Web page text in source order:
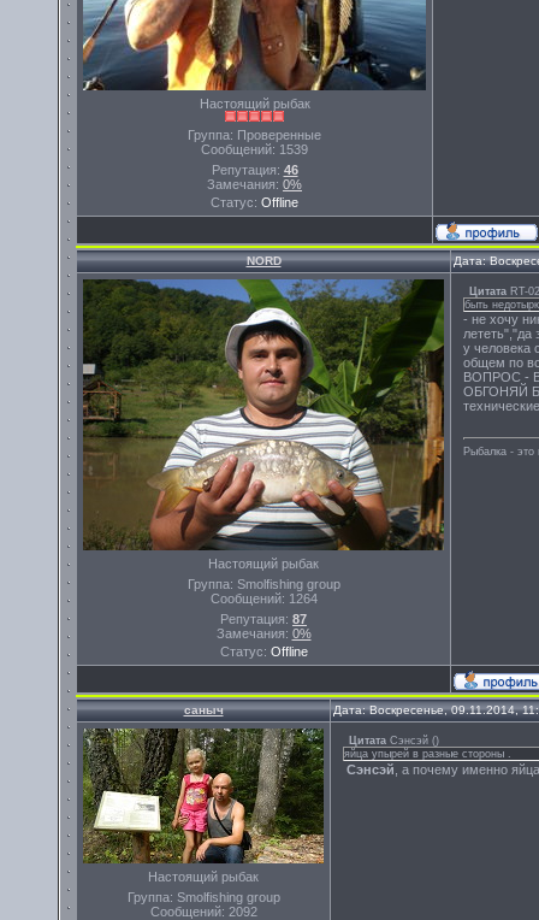
Настоящий рыбак
Группа: Проверенные
Сообщений: 1539
Репутация: 46
Замечания: 0%
Статус: Offline
NORD Дата:
Настоящий рыбак
Группа: Smolfishing group
Сообщений: 1264
Репутация: 87
Замечания: 0%
Статус: Offline
Цитата RT-02
быть
- не хочу
лететь","да
у человека
общем по
ВОПРОС -
ОБГОНЯЙ
Рыбалка -
саныч Дата: Воскресенье, 09.11.2014,
Настоящий рыбак
Группа: Smolfishing group
Сообщений: 2092
Цитата Сэнсэй ()
яйца упырей в разные стороны .
Сэнсэй , а почему именно